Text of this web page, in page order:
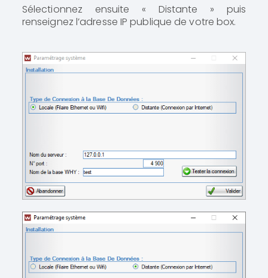
Sélectionnez ensuite « Distante » puis
renseignez l’adresse IP publique de votre box.